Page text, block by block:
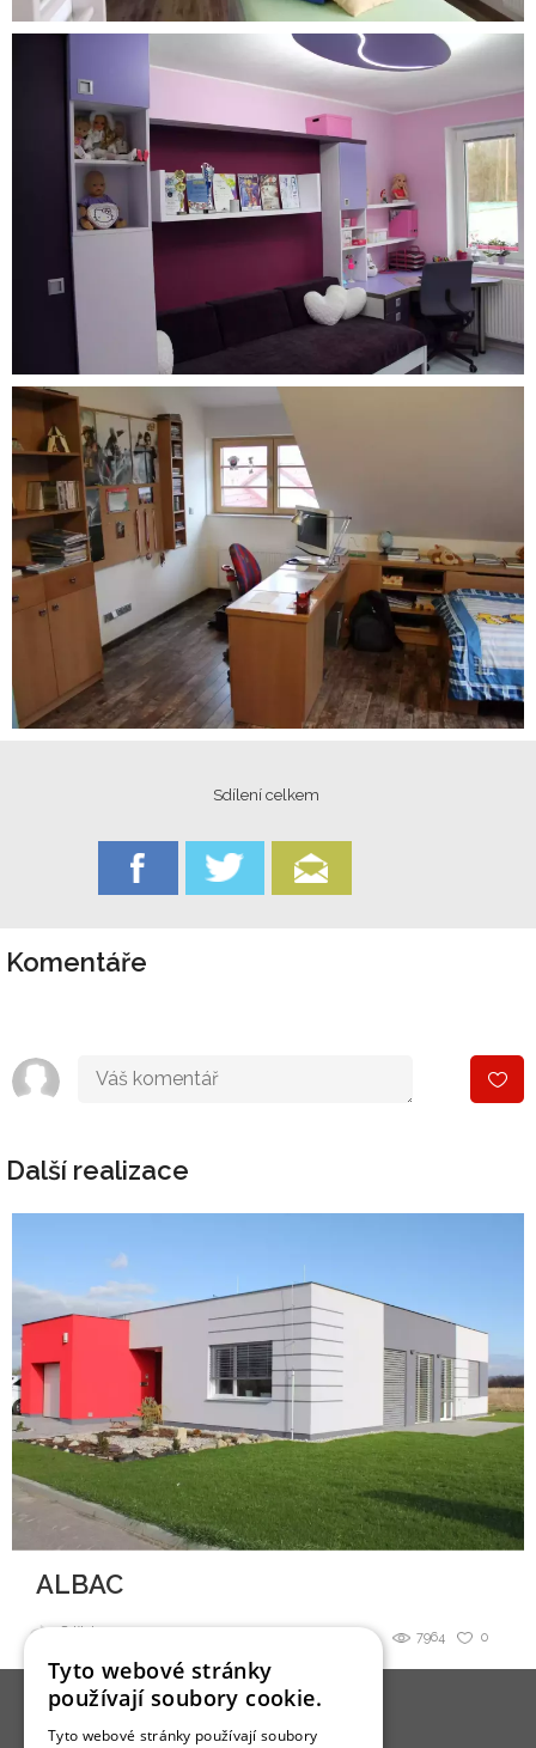
Sdílení celkem
Komentáře
Další realizace
ALBAC
0
7964
Sdílet
Tyto webové stránky
používají soubory cookie.
Tyto webové stránky používají soubory